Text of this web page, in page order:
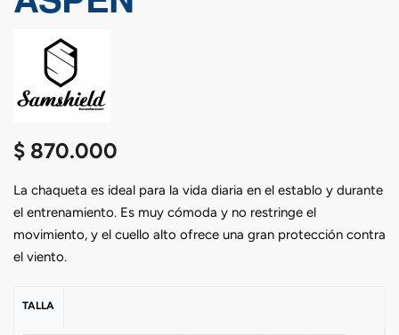
$ 870.000
La chaqueta es ideal para la vida diaria en el establo y durante
el entrenamiento. Es muy cómoda y no restringe el
movimiento, y el cuello alto ofrece una gran protección contra
el viento.
TALLA